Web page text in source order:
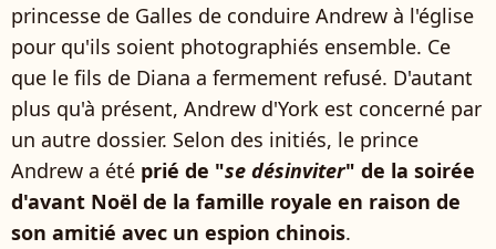
princesse de Galles de conduire Andrew à l'église
pour qu'ils soient photographiés ensemble. Ce
que le fils de Diana a fermement refusé. D'autant
plus qu'à présent, Andrew d'York est concerné par
un autre dossier. Selon des initiés, le prince
Andrew a été prié de "se désinviter" de la soirée
d'avant Noël de la famille royale en raison de
son amitié avec un espion chinois.